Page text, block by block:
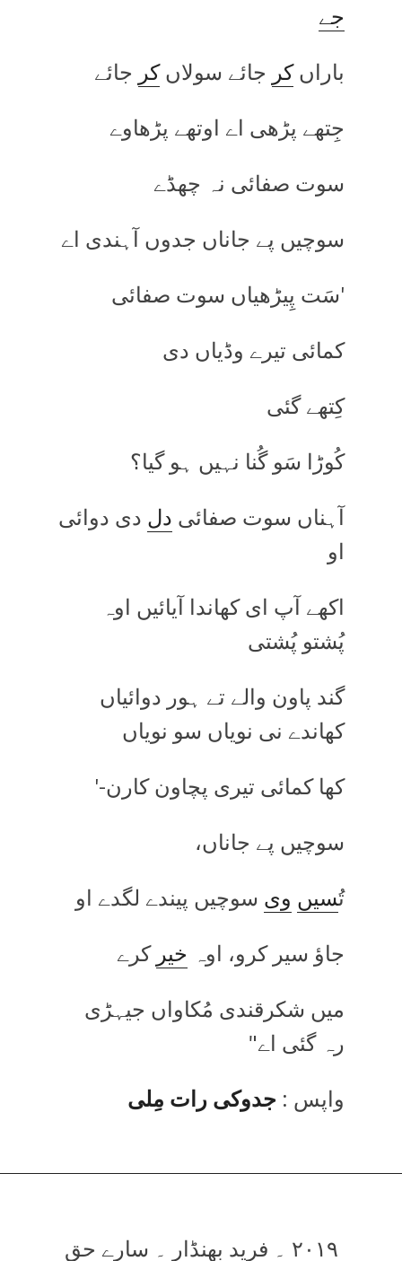
جے
باراںکر جائے سولاںکر جائے
جِتھے پڑھی اے اوتھے پڑھاوے
سوت صفائی نہ چھڈے
سوچیں پے جاناں جدوں آہندی اے
'سَت پِیڑھیاں سوت صفائی
کمائی تیرے وڈیاں دی
کِتھے گئی
کُوڑا سَو گُنا نہیں ہو گیا؟
آہناں سوت صفائی دل دی دوائی
او
اکھے آپ ای کھاندا آیائیں اوہ
پُشتو پُشتی
گند پاون والے تے ہور دوائیاں
کھاندے نی نویاں سو نویاں
کھا کمائی تیری پچاون کارن-'
سوچیں پے جاناں،
تُسیں وی سوچیں پیندے لگدے او
جاؤ سیر کرو، اوہ خیر کرے
میں شکرقندی مُکاواں جیہڑی
رہ گئی اے"
واپس : جدوکی رات مِلی
۲۰۱۹ ۔ فرید بھنڈار ۔ سارے حق